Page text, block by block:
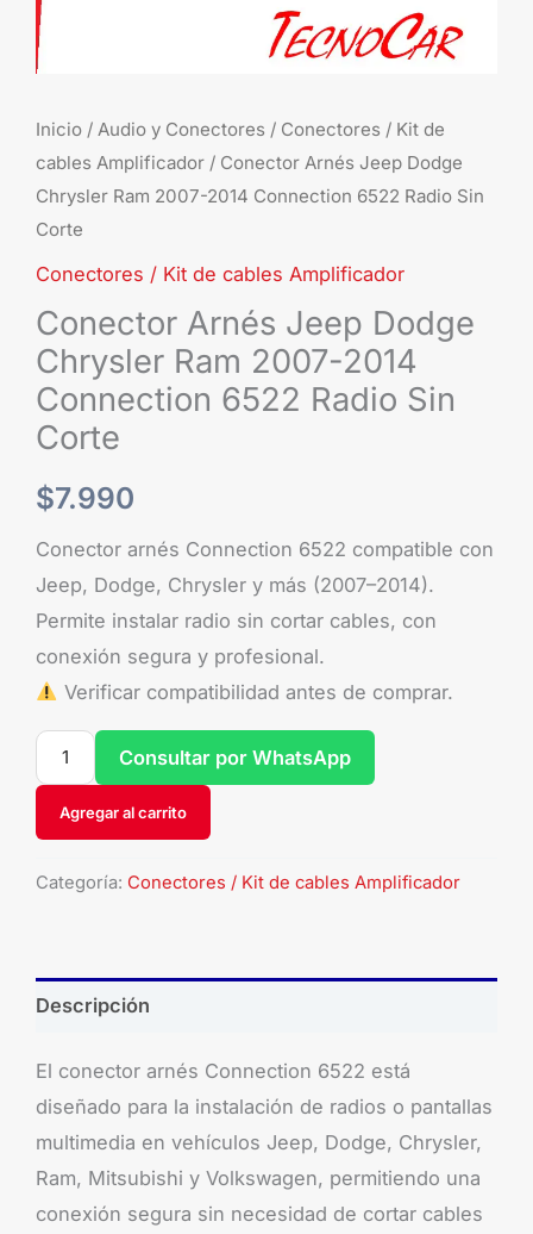
Inicio / Audio y Conectores / Conectores / Kit de
cables Amplificador / Conector Arnés Jeep Dodge
Chrysler Ram 2007-2014 Connection 6522 Radio Sin
Corte
Conectores / Kit de cables Amplificador
Conector Arnés Jeep Dodge
Chrysler Ram 2007-2014
Connection 6522 Radio Sin
Corte
$7.990
Conector arnés Connection 6522 compatible con
Jeep, Dodge, Chrysler y más (2007–2014).
Permite instalar radio sin cortar cables, con
conexión segura y profesional.
Verificar compatibilidad antes de comprar.
6522
Radio
Agregar al carrito
Consultar por WhatsApp
Categoría: Conectores / Kit de cables Amplificador
Descripción
El conector arnés Connection 6522 está
diseñado para la instalación de radios o pantallas
multimedia en vehículos Jeep, Dodge, Chrysler,
Ram, Mitsubishi y Volkswagen, permitiendo una
conexión segura sin necesidad de cortar cables